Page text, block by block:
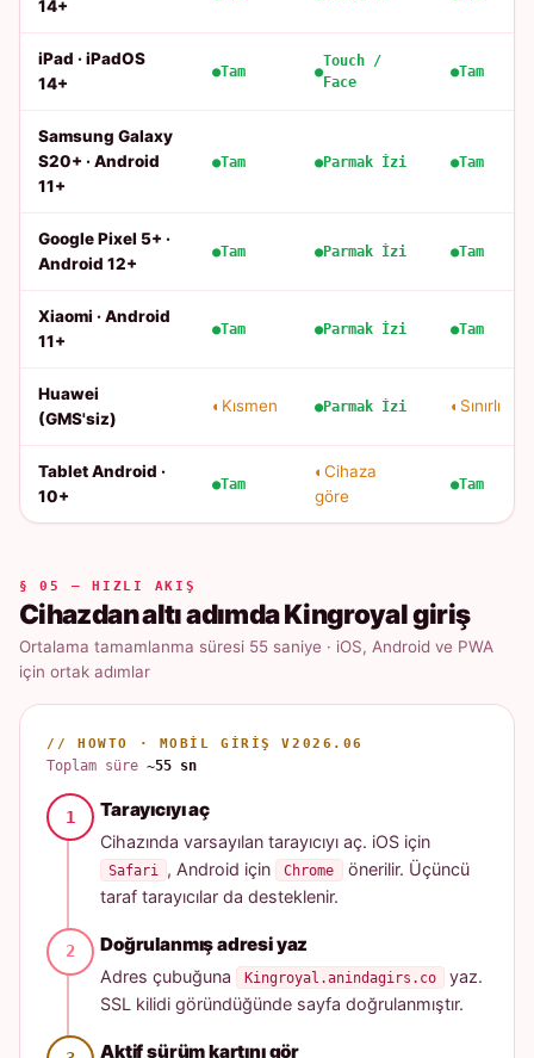
14+
iPad · iPadOS
14+
Tam
Touch /
Face
Tam
Samsung Galaxy
S20+ · Android
11+
Tam Parmak İzi Tam
Google Pixel 5+ ·
Android 12+
Tam Parmak İzi Tam
Xiaomi · Android
11+
Tam Parmak İzi Tam
Huawei
(GMS'siz)
Kısmen Parmak İzi Sınırlı
Tablet Android ·
10+
Tam
Cihaza
göre
Tam
§ 05 — HIZLI AKIŞ
Cihazdan altı adımda Kingroyal giriş
Ortalama tamamlanma süresi 55 saniye · iOS, Android ve PWA
için ortak adımlar
// HOWTO · MOBIL GIRIŞ V2026.06
Toplam süre~55 sn
Tarayıcıyı aç
Cihazında varsayılan tarayıcıyı aç. iOS için
Safari , Android için Chrome
önerilir. Üçüncü
taraf tarayıcılar da desteklenir.
Doğrulanmış adresi yaz
Adres çubuğuna Kingroyal.anindagirs.co
yaz.
SSL kilidi göründüğünde sayfa doğrulanmıştır.
Aktif sürüm kartını gör